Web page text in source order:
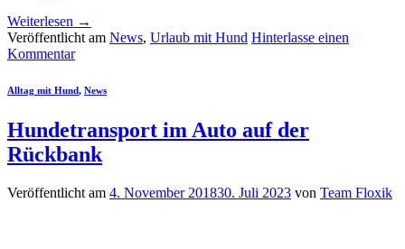
Weiterlesen →
Veröffentlicht am News, Urlaub mit Hund Hinterlasse einen
Kommentar
Alltag mit Hund, News
Hundetransport im Auto auf der
Rückbank
Veröffentlicht am 4. November 201830. Juli 2023 von Team Floxik